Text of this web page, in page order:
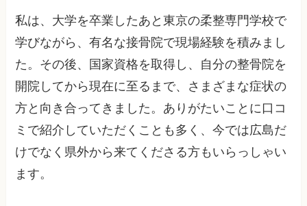
私は、大学を卒業したあと東京の柔整専門学校で
学びながら、有名な接骨院で現場経験を積みまし
た。その後、国家資格を取得し、自分の整骨院を
開院してから現在に至るまで、さまざまな症状の
方と向き合ってきました。ありがたいことに口コ
ミで紹介していただくことも多く、今では広島だ
けでなく県外から来てくださる方もいらっしゃい
ます。